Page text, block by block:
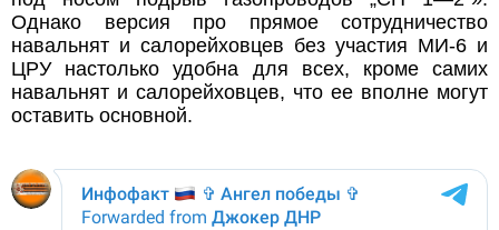
Однако версия про прямое сотрудничество
навальнят и салорейховцев без участия МИ-6 и
ЦРУ настолько удобна для всех, кроме самих
навальнят и салорейховцев, что ее вполне могут
оставить основной.